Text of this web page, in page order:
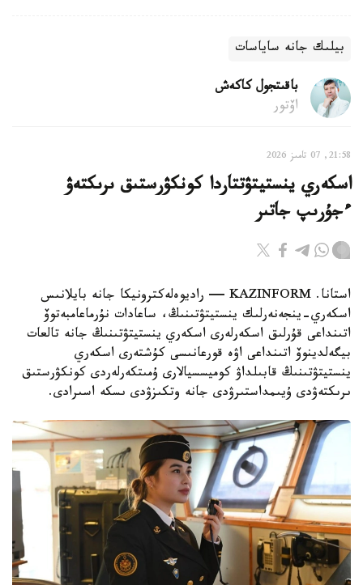
بيلىك جانە ساياسات
باقىتجول كاكەش
اۆتور
21:58, 07 تامىز 2026
اسكەري ينستيتۋتتاردا كونكۋرستىق ىرىكتەۋ
ءجۇرىپ جاتىر
استانا. KAZINFORM — راديوەلەكترونيكا جانە بايلانىس
اسكەري-ينجەنەرلىك ينستيتۋتىنىڭ، ساعادات نۇرماعامبەتوۆ
اتىنداعى قۇرلىق اسكەرلەرى اسكەري ينستيتۋتىنىڭ جانە تالعات
بيگەلدينوۆ اتىنداعى اۋە قورعانىسى كۇشتەرى اسكەري
ينستيتۋتىنىڭ قابىلداۋ كوميسسيالارى ۇمىتكەرلەردى كونكۋرستىق
ىرىكتەۋدى ۇيىمداستىرۋدى جانە وتكىزۋدى ىسكە اسىرادى.